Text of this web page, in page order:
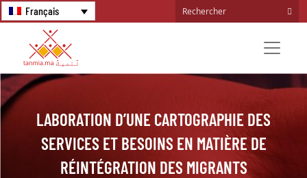
Français
LABORATION D’UNE CARTOGRAPHIE DES
SERVICES ET BESOINS EN MATIÈRE DE
RÉINTÉGRATION DES MIGRANTS